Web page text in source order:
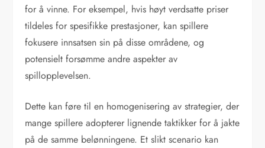
for å vinne. For eksempel, hvis høyt verdsatte priser
tildeles for spesifikke prestasjoner, kan spillere
fokusere innsatsen sin på disse områdene, og
potensielt forsømme andre aspekter av
spillopplevelsen.
Dette kan føre til en homogenisering av strategier, der
mange spillere adopterer lignende taktikker for å jakte
på de samme belønningene. Et slikt scenario kan